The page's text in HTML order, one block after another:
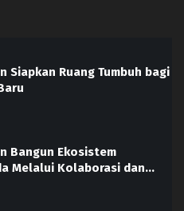
Siapkan Ruang Tumbuh bagi
Bangun Ekosistem
Melalui Kolaborasi dan…